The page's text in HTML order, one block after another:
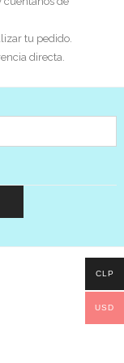
tu pedido.
directa.
CLP
USD